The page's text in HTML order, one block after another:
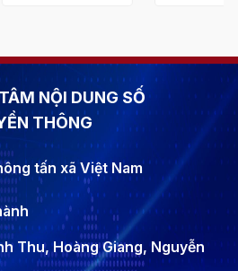
NỘI DUNG SỐ
THÔNG
tấn xã Việt Nam
Thu, Hoàng Giang, Nguyễn